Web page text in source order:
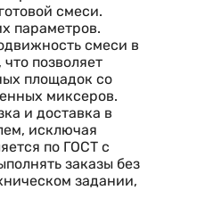
смеси.
параметров.
смеси в
позволяет
площадок со
миксеров.
и доставка в
исключая
по ГОСТ с
заказы без
задании,